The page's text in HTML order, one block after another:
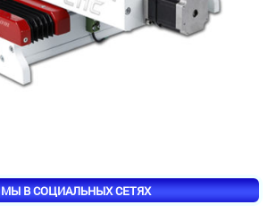
МЫ В СОЦИАЛЬНЫХ СЕТЯХ